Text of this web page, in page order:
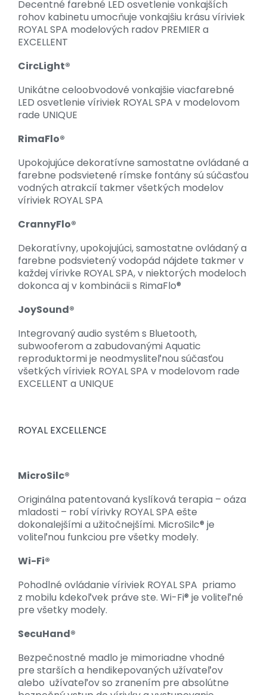
Decentné farebné LED osvetlenie vonkajších
rohov kabinetu umocňuje vonkajšiu krásu víriviek
ROYAL SPA modelových radov PREMIER a
EXCELLENT
CircLight®
Unikátne celoobvodové vonkajšie viacfarebné
LED osvetlenie víriviek ROYAL SPA v modelovom
rade UNIQUE
RimaFlo®
Upokojujúce dekoratívne samostatne ovládané a
farebne podsvietené rímske fontány sú súčasťou
vodných atrakcií takmer všetkých modelov
víriviek ROYAL SPA
CrannyFlo®
Dekoratívny, upokojujúci, samostatne ovládaný a
farebne podsvietený vodopád nájdete takmer v
každej vírivke ROYAL SPA, v niektorých modeloch
dokonca aj v kombinácii s RimaFlo®
JoySound®
Integrovaný audio systém s Bluetooth,
subwooferom a zabudovanými Aquatic
reproduktormi je neodmysliteľnou súčasťou
všetkých víriviek ROYAL SPA v modelovom rade
EXCELLENT a UNIQUE
ROYAL EXCELLENCE
MicroSilc®
Originálna patentovaná kyslíková terapia – oáza
mladosti – robí vírivky ROYAL SPA ešte
dokonalejšími a užitočnejšími. MicroSilc® je
voliteľnou funkciou pre všetky modely.
Wi-Fi®
Pohodlné ovládanie víriviek ROYAL SPA priamo
z mobilu kdekoľvek práve ste. Wi-Fi® je voliteľné
pre všetky modely.
SecuHand®
Bezpečnostné madlo je mimoriadne vhodné
pre starších a hendikepovaných užívateľov
alebo užívateľov so zranením pre absolútne